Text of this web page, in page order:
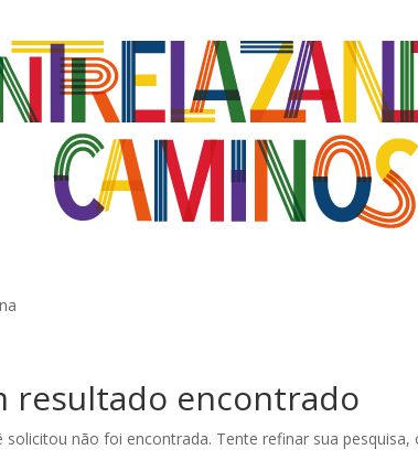
resultado encontrado
solicitou não foi encontrada. Tente refinar sua